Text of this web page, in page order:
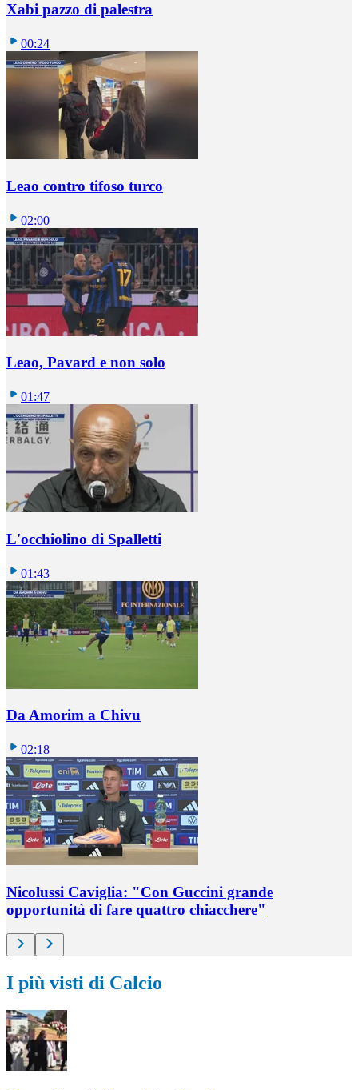
Xabi pazzo di palestra
00:24
Leao contro tifoso turco
02:00
Leao, Pavard e non solo
01:47
L'occhiolino di Spalletti
01:43
Da Amorim a Chivu
02:18
Nicolussi Caviglia: "Con Guccini grande
opportunità di fare quattro chiacchere"
I più visti di Calcio